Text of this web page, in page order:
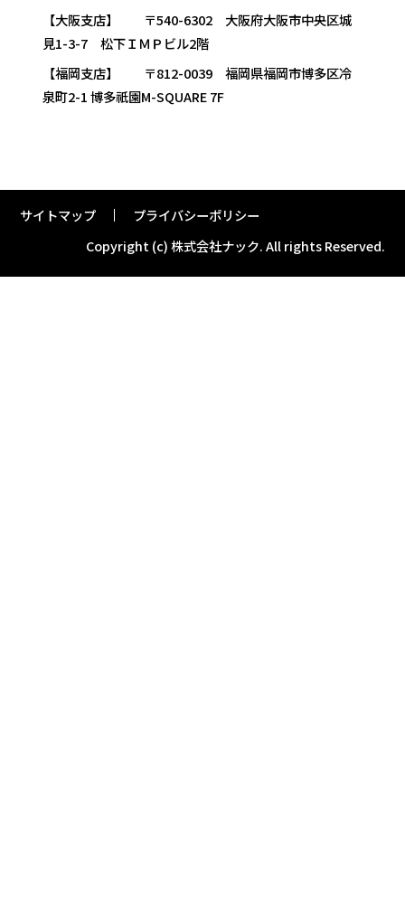
【大阪支店】 〒540-6302 大阪府大阪市中央区城
見1-3-7 松下ＩＭＰビル2階
【福岡支店】 〒812-0039 福岡県福岡市博多区冷
泉町2-1 博多祇園M-SQUARE 7F
サイトマップ
プライバシーポリシー
Copyright (c) 株式会社ナック.All rights Reserved.